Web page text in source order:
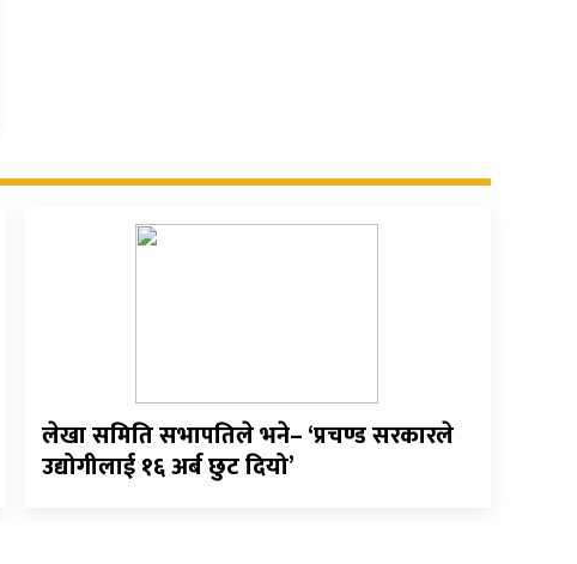
लेखा समिति सभापतिले भने– ‘प्रचण्ड सरकारले
उद्योगीलाई १६ अर्ब छुट दियो’